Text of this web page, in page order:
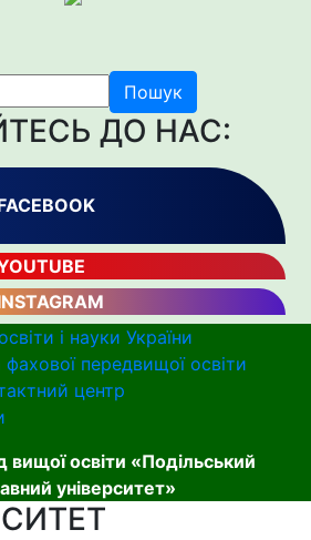
Пошук
ДО НАС:
і науки України
передвищої освіти
центр
освіти «Подільський
університет»